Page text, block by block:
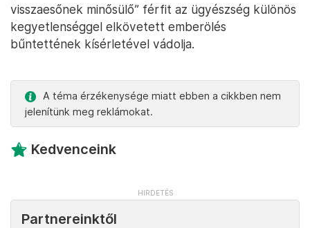
visszaesőnek minősülő” férfit az ügyészség különös
kegyetlenséggel elkövetett emberölés
bűntettének kísérletével vádolja.
A téma érzékenysége miatt ebben a cikkben nem
jelenítünk meg reklámokat.
Kedvenceink
Partnereinktől